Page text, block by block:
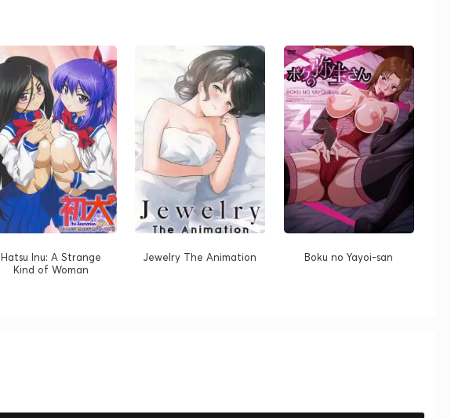
Hatsu Inu: A Strange
Kind of Woman
Jewelry The Animation Boku no Yayoi-san